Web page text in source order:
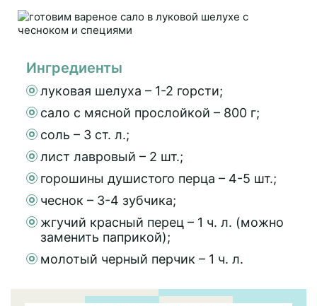
Ингредиенты
луковая шелуха – 1-2 горсти;
сало с мясной прослойкой – 800 г;
соль – 3 ст. л.;
лист лавровый – 2 шт.;
горошины душистого перца – 4-5 шт.;
чеснок – 3-4 зубчика;
жгучий красный перец – 1 ч. л. (можно
заменить паприкой);
молотый черный перчик – 1 ч. л.